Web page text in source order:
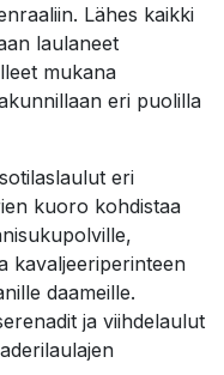
Lähes kaikki
laulaneet
mukana
eri puolilla
eri
kuoro kohdistaa
kavaljeeriperinteen
daameille.
ja viihdelaulut